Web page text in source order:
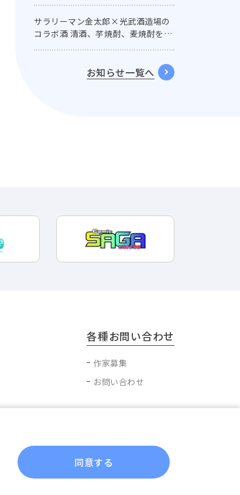
サラリーマン金太郎×光武酒造場の
コラボ酒 清酒、芋焼酎、麦焼酎を名
お知らせ一覧へ
各種お問い合わせ
作家募集
お問い合わせ
同意する